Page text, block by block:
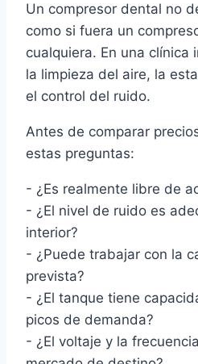
Un compresor dental no
como si fuera un
cualquiera. En una clínica
la limpieza del aire, la
el control del ruido.
Antes de comparar
estas preguntas:
- ¿Es realmente libre de
- ¿El nivel de ruido es
interior?
- ¿Puede trabajar con la
prevista?
- ¿El tanque tiene
picos de demanda?
- ¿El voltaje y la